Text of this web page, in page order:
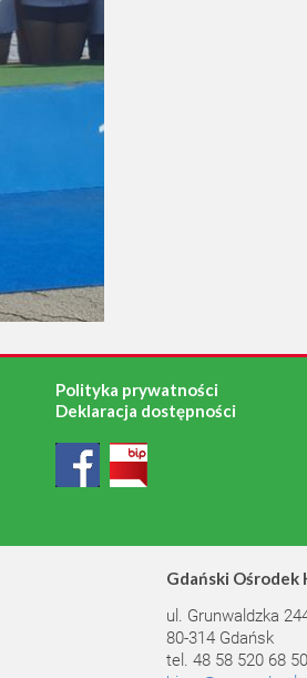
Polityka prywatności
Deklaracja dostępności
Gdański
ul. Grunwaldzka
80-314 Gdańsk
tel. 48 58 520 68 50